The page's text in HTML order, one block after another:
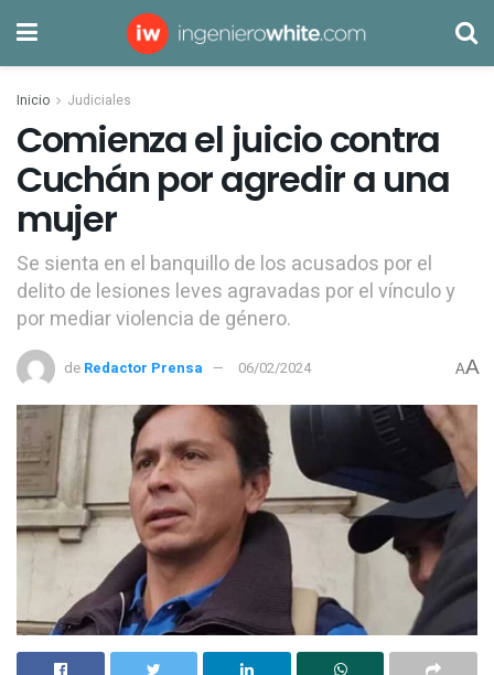
Inicio Judiciales
Comienza el juicio contra
Cuchán por agredir a una
mujer
Se sienta en el banquillo de los acusados por el
delito de lesiones leves agravadas por el vínculo y
por mediar violencia de género.
de Redactor Prensa 06/02/2024 AA